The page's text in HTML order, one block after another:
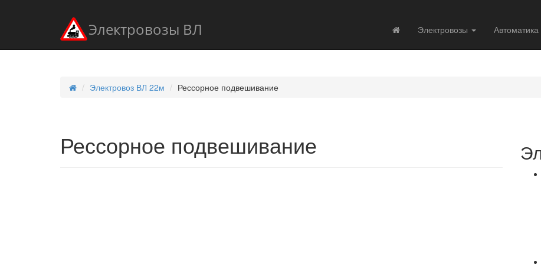
Электровозы ВЛ Электровозы Автоматика
Электровоз ВЛ 22м Рессорное подвешивание
Рессорное подвешивание